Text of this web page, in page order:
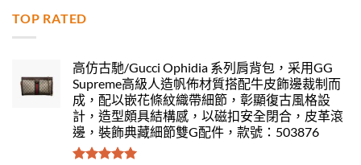
TOP RATED
高仿古馳/Gucci Ophidia 系列肩背包，采用GG
Supreme高級人造帆佈材質搭配牛皮飾邊裁制而
成，配以嵌花條紋織帶細節，彰顯復古風格設
計，造型頗具結構感，以磁扣安全閉合，皮革滾
邊，裝飾典藏細節雙G配件，款號：503876